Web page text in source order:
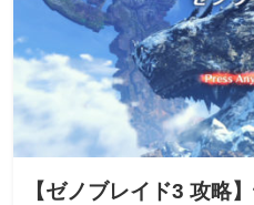
【ゼノブレイド3 攻略